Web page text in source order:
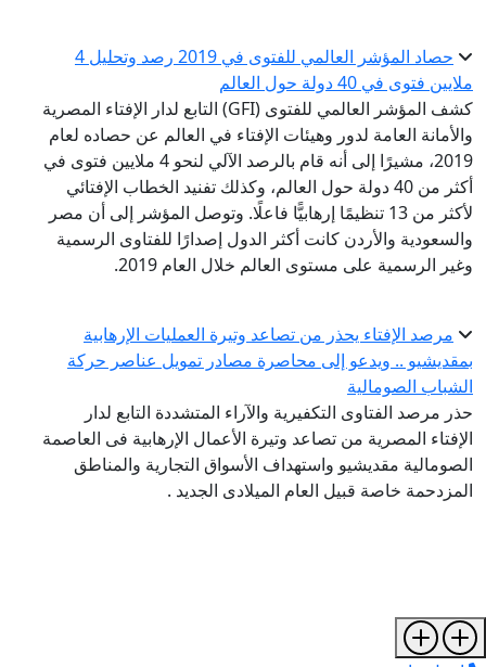
حصاد المؤشر العالمي للفتوى في 2019 رصد وتحليل 4
ملايين فتوى في 40 دولة حول العالم
كشف المؤشر العالمي للفتوى (GFI) التابع لدار الإفتاء المصرية
والأمانة العامة لدور وهيئات الإفتاء في العالم عن حصاده لعام
2019، مشيرًا إلى أنه قام بالرصد الآلي لنحو 4 ملايين فتوى في
أكثر من 40 دولة حول العالم، وكذلك تفنيد الخطاب الإفتائي
لأكثر من 13 تنظيمًا إرهابيًّا فاعلًا. وتوصل المؤشر إلى أن مصر
والسعودية والأردن كانت أكثر الدول إصدارًا للفتاوى الرسمية
وغير الرسمية على مستوى العالم خلال العام 2019.
مرصد الإفتاء يحذر من تصاعد وتيرة العمليات الإرهابية
بمقديشيو .. ويدعو إلى محاصرة مصادر تمويل عناصر حركة
الشباب الصومالية
حذر مرصد الفتاوى التكفيرية والآراء المتشددة التابع لدار
الإفتاء المصرية من تصاعد وتيرة الأعمال الإرهابية فى العاصمة
الصومالية مقديشيو واستهداف الأسواق التجارية والمناطق
المزدحمة خاصة قبيل العام الميلادى الجديد .